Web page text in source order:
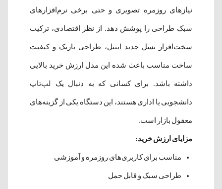
نیازهای روزمره تصویری و حتی برخی نرم‌افزارهای
سبک طراحی را پوشش دهد. از نظر اقتصادی، ترکیب
سخت‌افزار نسل جدید اینتل، طراحی باریک و کیفیت
ساخت مناسب باعث شده این مدل ارزش خرید بالایی
داشته باشد. برای کسانی که به دنبال یک لپ‌تاپ
دانشجویی یا اداری هستند، این دستگاه یکی از گزینه‌های
معقول بازار است.
مزایای ارزش خرید:
مناسب برای کاربری‌های روزمره و آموزشی
طراحی سبک و قابل حمل